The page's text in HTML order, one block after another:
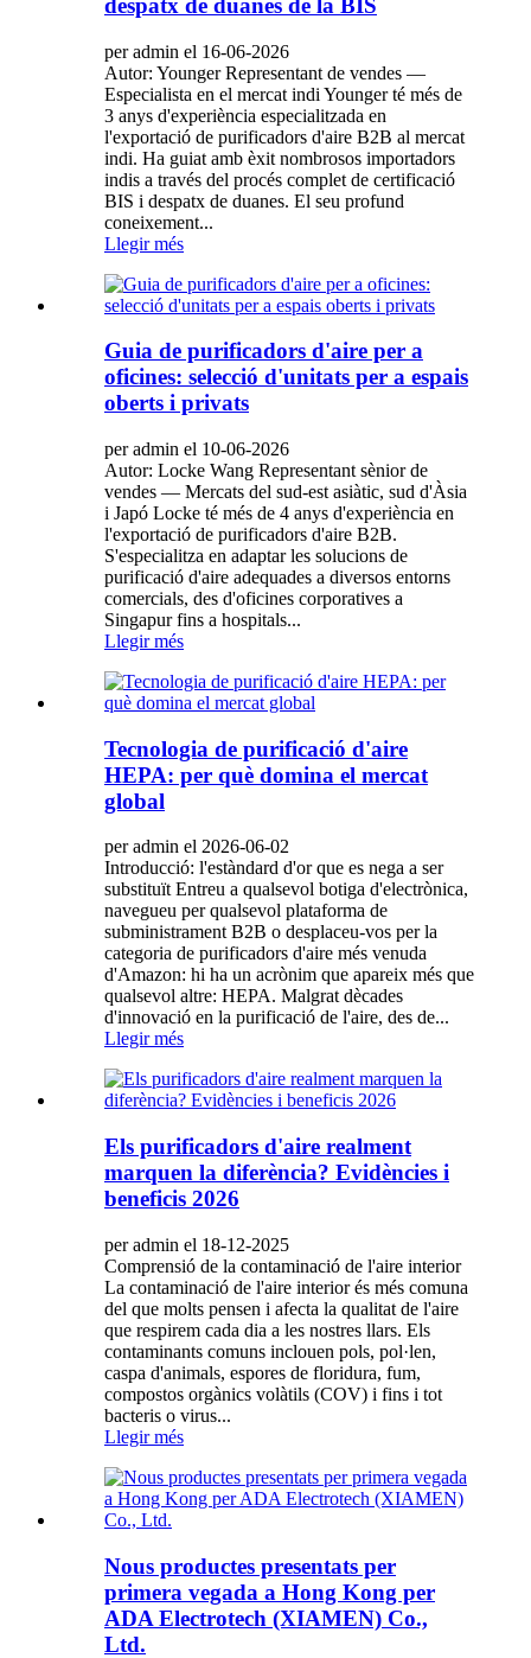
despatx de duanes de la BIS
per admin el 16-06-2026
Autor: Younger Representant de vendes —
Especialista en el mercat indi Younger té més de
3 anys d'experiència especialitzada en
l'exportació de purificadors d'aire B2B al mercat
indi. Ha guiat amb èxit nombrosos importadors
indis a través del procés complet de certificació
BIS i despatx de duanes. El seu profund
coneixement...
Llegir més
Guia de purificadors d'aire per a
oficines: selecció d'unitats per a espais
oberts i privats
per admin el 10-06-2026
Autor: Locke Wang Representant sènior de
vendes — Mercats del sud-est asiàtic, sud d'Àsia
i Japó Locke té més de 4 anys d'experiència en
l'exportació de purificadors d'aire B2B.
S'especialitza en adaptar les solucions de
purificació d'aire adequades a diversos entorns
comercials, des d'oficines corporatives a
Singapur fins a hospitals...
Llegir més
Tecnologia de purificació d'aire
HEPA: per què domina el mercat
global
per admin el 2026-06-02
Introducció: l'estàndard d'or que es nega a ser
substituït Entreu a qualsevol botiga d'electrònica,
navegueu per qualsevol plataforma de
subministrament B2B o desplaceu-vos per la
categoria de purificadors d'aire més venuda
d'Amazon: hi ha un acrònim que apareix més que
qualsevol altre: HEPA. Malgrat dècades
d'innovació en la purificació de l'aire, des de...
Llegir més
Els purificadors d'aire realment
marquen la diferència? Evidències i
beneficis 2026
per admin el 18-12-2025
Comprensió de la contaminació de l'aire interior
La contaminació de l'aire interior és més comuna
del que molts pensen i afecta la qualitat de l'aire
que respirem cada dia a les nostres llars. Els
contaminants comuns inclouen pols, pol·len,
caspa d'animals, espores de floridura, fum,
compostos orgànics volàtils (COV) i fins i tot
bacteris o virus...
Llegir més
Nous productes presentats per
primera vegada a Hong Kong per
ADA Electrotech (XIAMEN) Co.,
Ltd.